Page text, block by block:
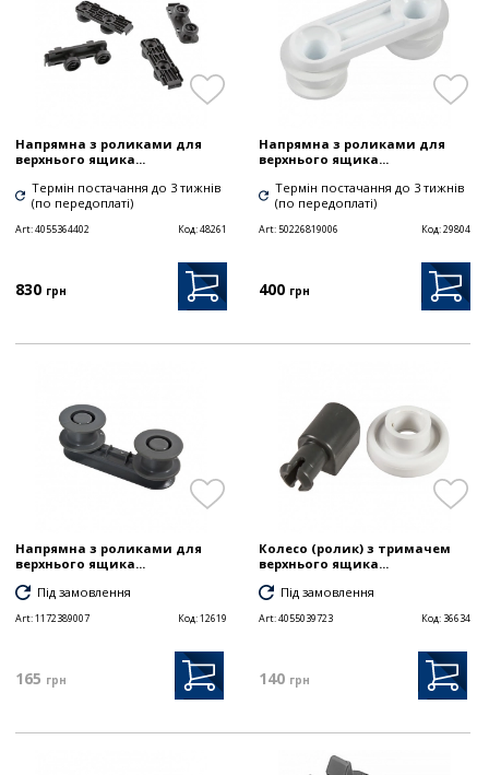
Напрямна з роликами для
верхнього ящика...
Термін постачання до 3 тижнів
(по передоплаті)
Art:4055364402 Код:48261
830 грн
Напрямна з роликами для
верхнього ящика...
Термін постачання до 3 тижнів
(по передоплаті)
Art:50226819006 Код:29804
400 грн
Напрямна з роликами для
верхнього ящика...
Під замовлення
Art:1172389007 Код:12619
165 грн
Колесо (ролик) з тримачем
верхнього ящика...
Під замовлення
Art:4055039723 Код: 36634
140 грн